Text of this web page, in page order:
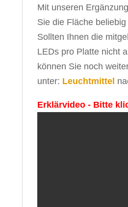
Mit unseren
Sie die Fläche
Sollten Ihnen die
LEDs pro Platte nicht
können Sie noch
unter: Leuchtmittel
Erklärvideo - Bitte